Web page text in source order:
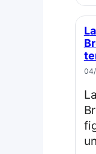
La principessa Eugenie e Jack
La principessa Eugenia e Jack